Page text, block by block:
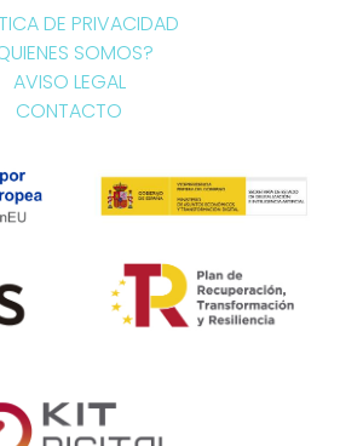
DE PRIVACIDAD
SOMOS?
AVISO LEGAL
CONTACTO